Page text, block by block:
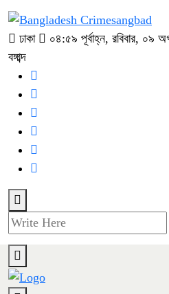
ঢাকা
০৪:৫৯ পূর্বাহ্ন, রবিবার, ০৯
বঙ্গাব্দ